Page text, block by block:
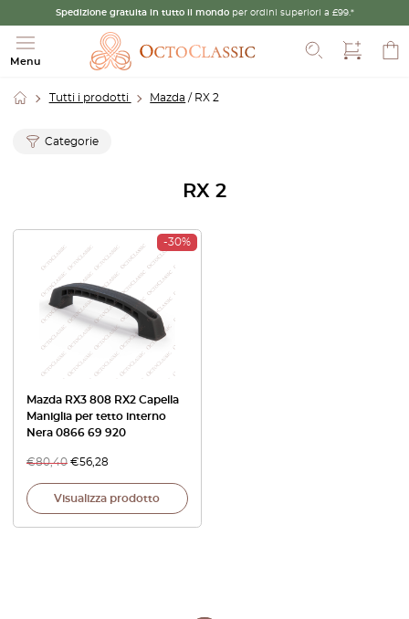
Spedizione gratuita in tutto il mondo per ordini superiori a £99.*
Menu
Cerca
Tutti i prodotti Mazda / RX 2
Categorie
RX 2
-30%
Mazda RX3 808 RX2 Capella
Maniglia per tetto interno
Nera 0866 69 920
€80,40 €56,28
Visualizza prodotto